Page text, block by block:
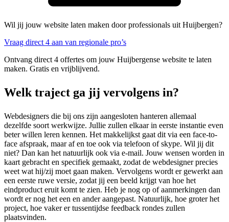
Wil jij jouw website laten maken door professionals uit Huijbergen?
Vraag direct 4 aan van regionale pro’s
Ontvang direct 4 offertes om jouw Huijbergense website te laten
maken. Gratis en vrijblijvend.
Welk traject ga jij vervolgens in?
Webdesigners die bij ons zijn aangesloten hanteren allemaal
dezelfde soort werkwijze. Jullie zullen elkaar in eerste instantie even
beter willen leren kennen. Het makkelijkst gaat dit via een face-to-
face afspraak, maar af en toe ook via telefoon of skype. Wil jij dit
niet? Dan kan het natuurlijk ook via e-mail. Jouw wensen worden in
kaart gebracht en specifiek gemaakt, zodat de webdesigner precies
weet wat hij/zij moet gaan maken. Vervolgens wordt er gewerkt aan
een eerste ruwe versie, zodat jij een beeld krijgt van hoe het
eindproduct eruit komt te zien. Heb je nog op of aanmerkingen dan
wordt er nog het een en ander aangepast. Natuurlijk, hoe groter het
project, hoe vaker er tussentijdse feedback rondes zullen
plaatsvinden.